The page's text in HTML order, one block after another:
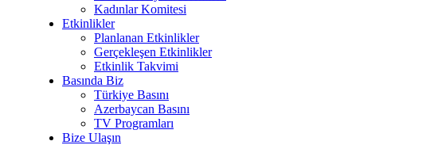
Kadınlar Komitesi
Etkinlikler
Planlanan Etkinlikler
Gerçekleşen Etkinlikler
Etkinlik Takvimi
Basında Biz
Türkiye Basını
Azerbaycan Basını
TV Programları
Bize Ulaşın